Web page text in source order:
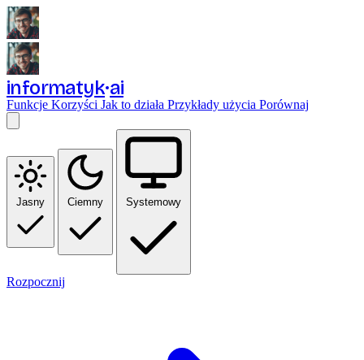
informatyk ai
Funkcje Korzyści Jak to działa Przykłady użycia Porównaj
Jasny Ciemny Systemowy
Rozpocznij